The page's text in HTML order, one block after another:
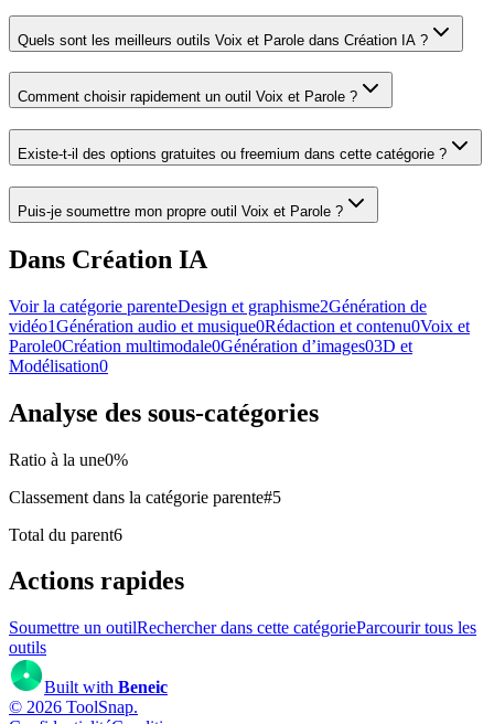
Quels sont les meilleurs outils Voix et Parole dans Création IA ?
Comment choisir rapidement un outil Voix et Parole ?
Existe-t-il des options gratuites ou freemium dans cette catégorie ?
Puis-je soumettre mon propre outil Voix et Parole ?
Dans Création IA
Voir la catégorie parenteDesign et graphisme2Génération de
vidéo1Génération audio et musique0Rédaction et contenu0Voix et
Parole0Création multimodale0Génération d’images03D et
Modélisation0
Analyse des sous-catégories
Ratio à la une0%
Classement dans la catégorie parente#5
Total du parent6
Actions rapides
Soumettre un outilRechercher dans cette catégorieParcourir tous les
outils
Built with Beneic
© 2026 ToolSnap.